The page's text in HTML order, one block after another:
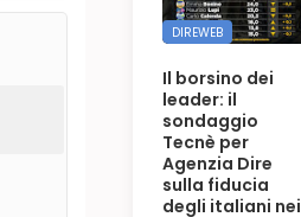
DIREWEB
Il borsino dei
leader: il
sondaggio
Tecnè per
Agenzia Dire
sulla fiducia
degli italiani nei